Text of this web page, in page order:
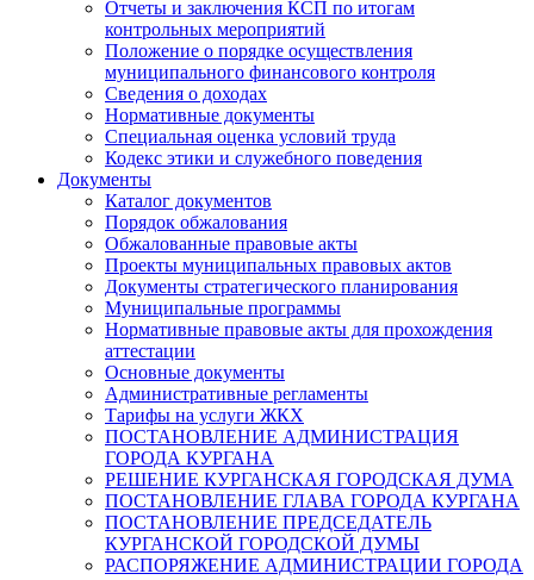
Отчеты и заключения КСП по итогам
контрольных мероприятий
Положение о порядке осуществления
муниципального финансового контроля
Сведения о доходах
Нормативные документы
Специальная оценка условий труда
Кодекс этики и служебного поведения
Документы
Каталог документов
Порядок обжалования
Обжалованные правовые акты
Проекты муниципальных правовых актов
Документы стратегического планирования
Муниципальные программы
Нормативные правовые акты для прохождения
аттестации
Основные документы
Административные регламенты
Тарифы на услуги ЖКХ
ПОСТАНОВЛЕНИЕ АДМИНИСТРАЦИЯ
ГОРОДА КУРГАНА
РЕШЕНИЕ КУРГАНСКАЯ ГОРОДСКАЯ ДУМА
ПОСТАНОВЛЕНИЕ ГЛАВА ГОРОДА КУРГАНА
ПОСТАНОВЛЕНИЕ ПРЕДСЕДАТЕЛЬ
КУРГАНСКОЙ ГОРОДСКОЙ ДУМЫ
РАСПОРЯЖЕНИЕ АДМИНИСТРАЦИИ ГОРОДА